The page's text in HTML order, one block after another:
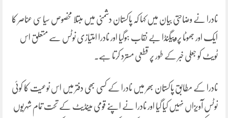
نادرا نے وضاحتی بیان میں کہا کہ پاکستان دشمنی میں مبتلا مخصوص سیاسی عناصر کا
ایک اور جھوٹا پروپیگنڈا بے نقاب ہوگیا اور نادرا امتیازی نوٹس سے متعلق اس
ٹویٹ کو جعلی خبر کے طور پر قطعی مسترد کرتا ہے۔
نادرا کے مطابق پاکستان بھر میں نادرا کے کسی بھی دفتر میں اس نوعیت کا کوئی
نوٹس آویزاں نہیں کیا گیا اور نادرا نے اپنے قومی مینڈیٹ کے تحت تمام شہریوں